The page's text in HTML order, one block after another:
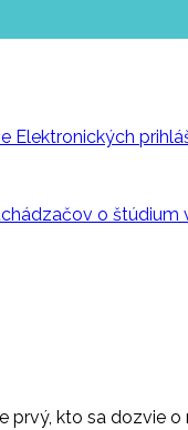
Elektronických
o
prvý, kto sa dozvie o